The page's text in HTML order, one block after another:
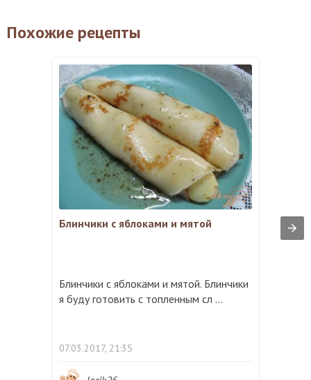
Похожие рецепты
Блинчики с яблоками и мятой
Блинчики с яблоками и мятой. Блинчики
я буду готовить с топленным сл ...
07.03.2017, 21:35